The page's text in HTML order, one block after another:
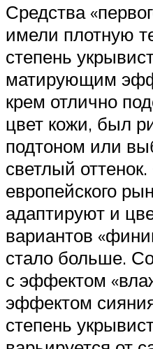
Средства
имели плотную
степень
матирующим
крем отлично
цвет кожи, был
подтоном или
светлый
европейского
адаптируют и
вариантов
стало больше.
с эффектом
эффектом
степень